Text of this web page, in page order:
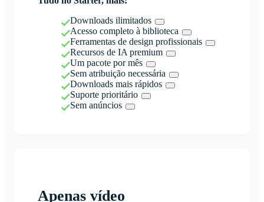
Downloads ilimitados
Acesso completo à biblioteca
Ferramentas de design profissionais
Recursos de IA premium
Um pacote por mês
Sem atribuição necessária
Downloads mais rápidos
Suporte prioritário
Sem anúncios
Apenas vídeo